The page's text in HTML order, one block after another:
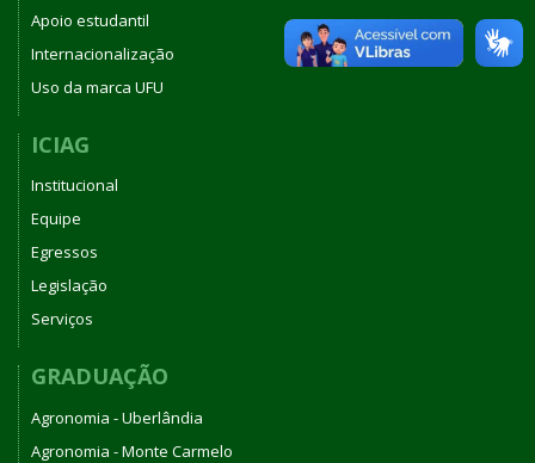
Apoio estudantil
Internacionalização
Uso da marca UFU
ICIAG
Institucional
Equipe
Egressos
Legislação
Serviços
GRADUAÇÃO
Agronomia - Uberlândia
Agronomia - Monte Carmelo